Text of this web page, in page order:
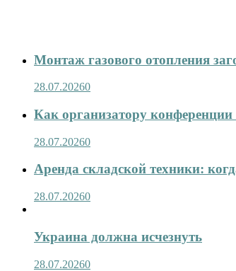
Монтаж газового отопления
28.07.20260
Как организатору
28.07.20260
Аренда складской техники:
28.07.20260
Украина должна исчезнуть
28.07.20260